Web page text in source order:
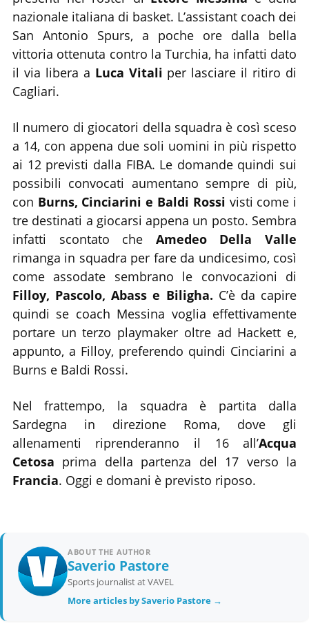
nazionale italiana di basket. L’assistant coach dei
San Antonio Spurs, a poche ore dalla bella
vittoria ottenuta contro la Turchia, ha infatti dato
il via libera a Luca Vitali per lasciare il ritiro di
Cagliari.
Il numero di giocatori della squadra è così sceso
a 14, con appena due soli uomini in più rispetto
ai 12 previsti dalla FIBA. Le domande quindi sui
possibili convocati aumentano sempre di più,
con Burns, Cinciarini e Baldi Rossi visti come i
tre destinati a giocarsi appena un posto. Sembra
infatti scontato che Amedeo Della Valle
rimanga in squadra per fare da undicesimo, così
come assodate sembrano le convocazioni di
Filloy, Pascolo, Abass e Biligha. C’è da capire
quindi se coach Messina voglia effettivamente
portare un terzo playmaker oltre ad Hackett e,
appunto, a Filloy, preferendo quindi Cinciarini a
Burns e Baldi Rossi.
Nel frattempo, la squadra è partita dalla
Sardegna in direzione Roma, dove gli
allenamenti riprenderanno il 16 all’Acqua
Cetosa prima della partenza del 17 verso la
Francia. Oggi e domani è previsto riposo.
ABOUT THE AUTHOR
Saverio Pastore
Sports journalist at VAVEL
More articles by Saverio Pastore →